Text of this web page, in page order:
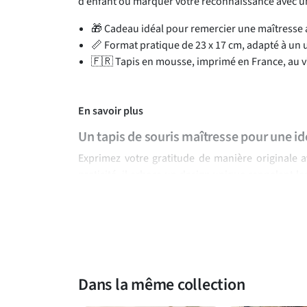
🎁 Cadeau idéal pour remercier une
📏 Format pratique de 23 x 17 cm, adapté à un
🇫🇷 Tapis en mousse, imprimé en France, au
En savoir plus
Un tapis de souris maîtresse pour une
Exprimez votre gratitude de manière originale
symbolique. Sa surface lisse garantit une
antidérapante, quant à elle, assure une
Un tapis de souris pratique et esthétique pour une
Dans la même collection